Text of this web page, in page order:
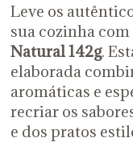
Leve os
sua cozinha com
Natural 142g.
elaborada
aromáticas e
recriar os
e dos pratos